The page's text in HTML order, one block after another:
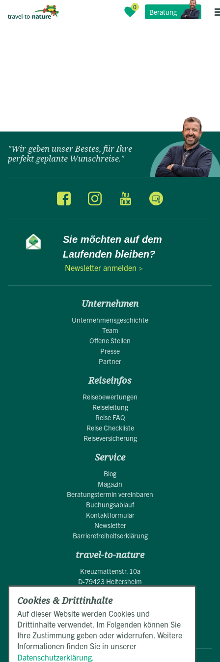
Beratung
"Wir geben unser Bestes, für Ihre
perfekt geplante Wunschreise."
Sie möchten auf dem
Laufenden bleiben?
Newsletter anmelden >
Unternehmen
Unternehmensgeschichte
Team
Offene Stellen
Presse
Partner
Reiseinfos
Reisebewertungen
Reiseleitung
Reise FAQ
Reise Checkliste
Reiseversicherung
Service
Blog
Magazin
Beratungstermin vereinbaren
Buchungsablauf
Kontaktformular
Newsletter
Barrierefreiheitserklärung
travel-to-nature
Kreuzmattenstr. 10a
D-79423 Heitersheim
+49 (0)7634 50550
Mo.-Fr. 9:00 - 17:00 Uhr
E-Mail schreiben
Cookies & Drittinhalte
Auf dieser Website werden Cookies und
Drittinhalte verwendet. Im Folgenden können Sie
Ihre Zustimmung geben oder widerrufen. Weitere
Informationen finden Sie in unserer
Datenschutzerklärung.